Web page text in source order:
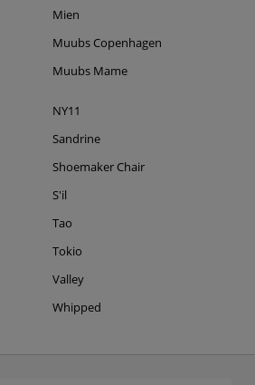
Mien
Muubs Copenhagen
Muubs Mame
NY11
Sandrine
Shoemaker Chair
S'il
Tao
Tokio
Valley
Whipped